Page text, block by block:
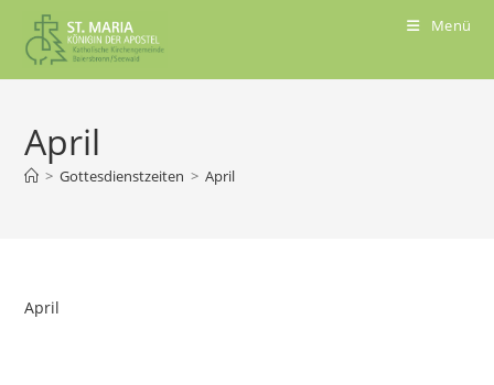
Menü
April
> Gottesdienstzeiten > April
April